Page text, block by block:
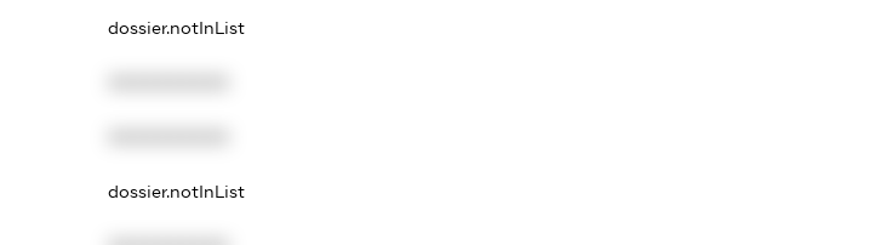
dossier.notInList
dossier.notInList